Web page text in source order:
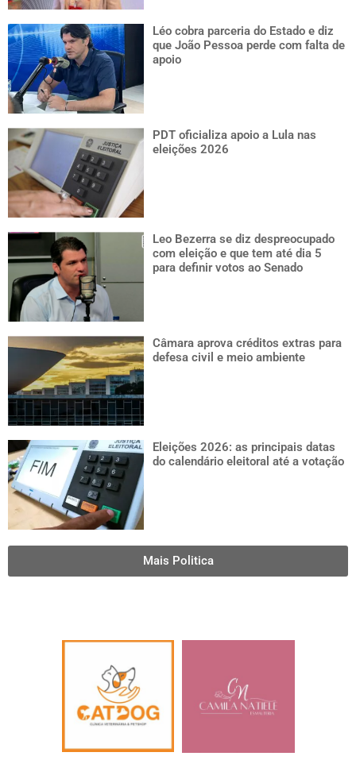
Léo cobra parceria do Estado e diz
que João Pessoa perde com falta de
apoio
PDT oficializa apoio a Lula nas
eleições 2026
Leo Bezerra se diz despreocupado
com eleição e que tem até dia 5
para definir votos ao Senado
Câmara aprova créditos extras para
defesa civil e meio ambiente
Eleições 2026: as principais datas
do calendário eleitoral até a votação
Mais Politica